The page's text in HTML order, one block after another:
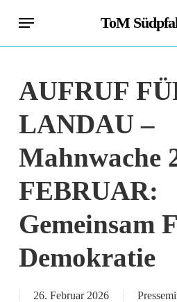
ToM
Menu
AUFRUF
LANDAU –
Mahnwache
FEBRUAR:
Gemeinsam
Demokratie
26. Februar 2026